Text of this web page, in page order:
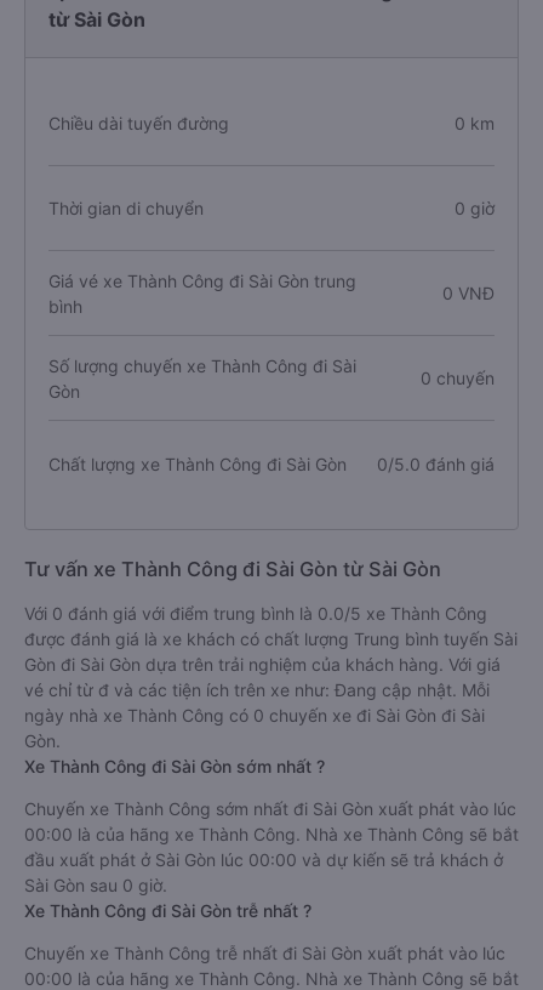
từ Sài Gòn
Chiều dài tuyến đường 0 km
Thời gian di chuyển 0 giờ
Giá vé xe Thành Công đi Sài Gòn trung
bình
0 VNĐ
Số lượng chuyến xe Thành Công đi Sài
Gòn
0 chuyến
Chất lượng xe Thành Công đi Sài Gòn 0/5.0 đánh giá
Tư vấn xe Thành Công đi Sài Gòn từ Sài Gòn
Với 0 đánh giá với điểm trung bình là 0.0/5 xe Thành Công
được đánh giá là xe khách có chất lượng Trung bình tuyến Sài
Gòn đi Sài Gòn dựa trên trải nghiệm của khách hàng. Với giá
vé chỉ từ đ và các tiện ích trên xe như: Đang cập nhật. Mỗi
ngày nhà xe Thành Công có 0 chuyến xe đi Sài Gòn đi Sài
Gòn.
Xe Thành Công đi Sài Gòn sớm nhất ?
Chuyến xe Thành Công sớm nhất đi Sài Gòn xuất phát vào lúc
00:00 là của hãng xe Thành Công. Nhà xe Thành Công sẽ bắt
đầu xuất phát ở Sài Gòn lúc 00:00 và dự kiến sẽ trả khách ở
Sài Gòn sau 0 giờ.
Xe Thành Công đi Sài Gòn trễ nhất ?
Chuyến xe Thành Công trễ nhất đi Sài Gòn xuất phát vào lúc
00:00 là của hãng xe Thành Công. Nhà xe Thành Công sẽ bắt